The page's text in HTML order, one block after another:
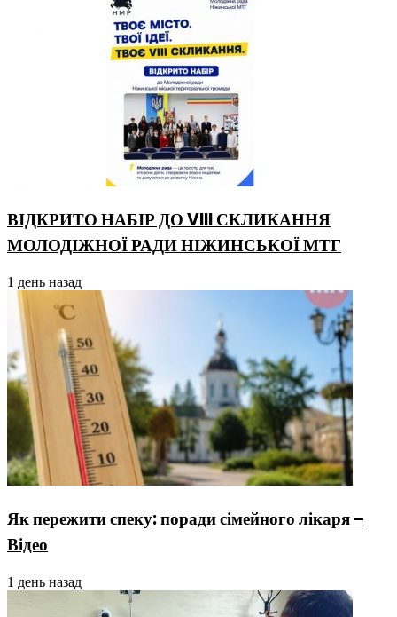
ВІДКРИТО НАБІР ДО VIII СКЛИКАННЯ
МОЛОДІЖНОЇ РАДИ НІЖИНСЬКОЇ МТГ
1 день назад
Як пережити спеку: поради сімейного лікаря –
Відео
1 день назад